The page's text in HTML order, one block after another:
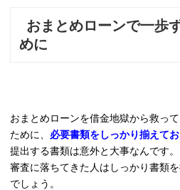
おまとめローンで一歩
めに
おまとめローンを借金地獄から救っ
ために、 必要書類をしっかり揃えてお
提出する書類は意外と大事なんです。
審査に落ちてきた人はしっかり書類
でしょう。